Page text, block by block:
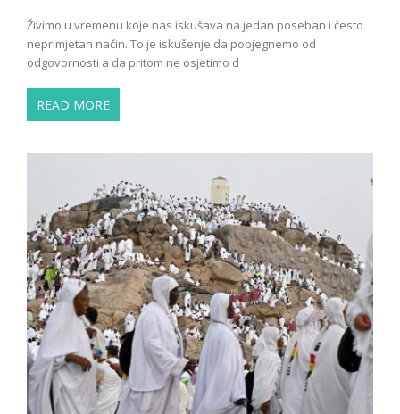
Živimo u vremenu koje nas iskušava na jedan poseban i često
neprimjetan način. To je iskušenje da pobjegnemo od
odgovornosti a da pritom ne osjetimo d
READ MORE